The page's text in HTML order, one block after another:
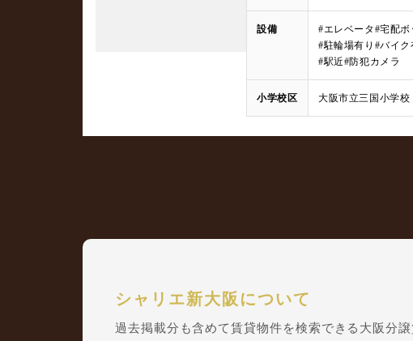
設備 #エレベータ #宅配ボ
#駐輪場有り #バイク
#駅近#防犯カメラ
小学校区 大阪市立三国小学校
シャリエ新大阪について
過去掲載分も含めて賃貸物件を検索できる大阪分